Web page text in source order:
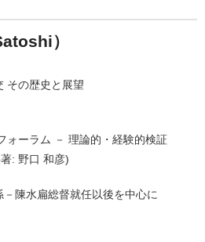
）
その歴史と展望
ォーラム － 理論的・経験的検証
: 野口 和彦)
陳水扁総督就任以後を中心に